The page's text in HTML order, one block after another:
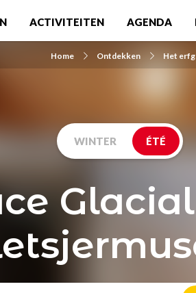
ACTIVITEITEN AGENDA
Home Ontdekken Het
WINTER ÉTÉ